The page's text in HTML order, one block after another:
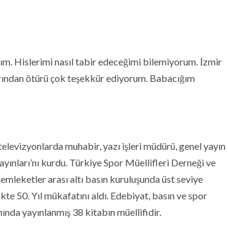
Hislerimi nasıl tabir edeceğimi bilemiyorum. İzmir
ötürü çok teşekkür ediyorum. Babacığım
muhabir, yazı işleri müdürü, genel yayın
kurdu. Türkiye Spor Müellifleri Derneği ve
arası altı basın kuruluşunda üst seviye
50. Yıl mükafatını aldı. Edebiyat, basın ve spor
yayınlanmış 38 kitabın müellifidir.